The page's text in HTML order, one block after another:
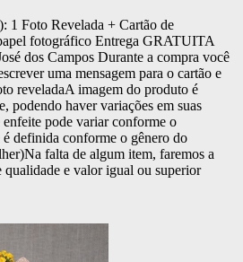
1 Foto Revelada + Cartão de
fotográfico Entrega GRATUITA
dos Campos Durante a compra você
uma mensagem para o cartão e
reveladaA imagem do produto é
podendo haver variações em suas
pode variar conforme o
definida conforme o gênero do
Na falta de algum item, faremos a
e valor igual ou superior